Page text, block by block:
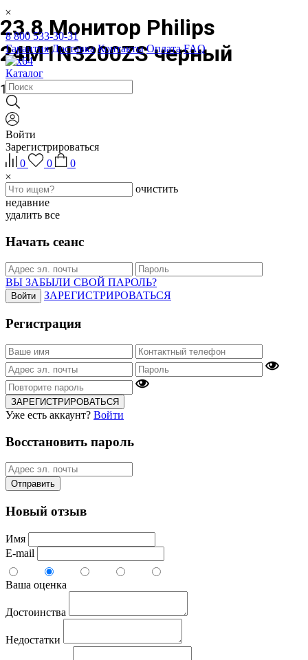
8 800 533-30-31
Гарантия Доставка Контакты Оплата FAQ
Каталог
Войти
Зарегистрироваться
0
0 0
очистить
недавние
удалить все
Начать сеанс
ВЫ ЗАБЫЛИ СВОЙ ПАРОЛЬ?
Войти ЗАРЕГИСТРИРОВАТЬСЯ
Регистрация
ЗАРЕГИСТРИРОВАТЬСЯ
Уже есть аккаунт? Войти
Восстановить пароль
Отправить
Новый отзыв
Имя
E-mail
Ваша оценка
Достоинства
Недостатки
23.8 Монитор Philips
24M1N3200ZS черный
12 539 ₽